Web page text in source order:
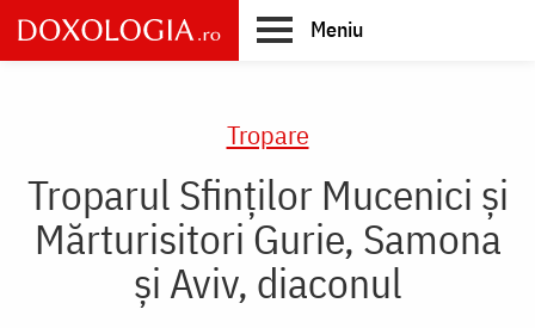
Skip
to
main
Meniu
Tropare
Troparul Sfinţilor Mucenici şi
Mărturisitori Gurie, Samona
şi Aviv, diaconul